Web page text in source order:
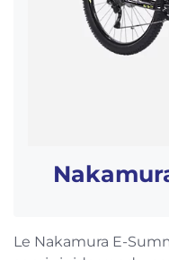
Le Nakamura E-